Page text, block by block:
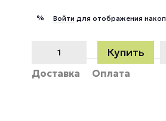
% Войти для отображения
Купить
Доставка Оплата